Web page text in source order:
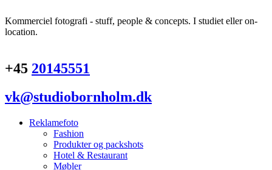
Kommerciel fotografi - stuff, people & concepts. I studiet eller on-
location.
+45 20145551
vk@studiobornholm.dk
Reklamefoto
Fashion
Produkter og packshots
Hotel & Restaurant
Møbler